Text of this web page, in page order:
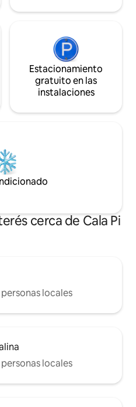
Estacionamiento
gratuito en las
instalaciones
cerca de Cala Pi
locales
locales